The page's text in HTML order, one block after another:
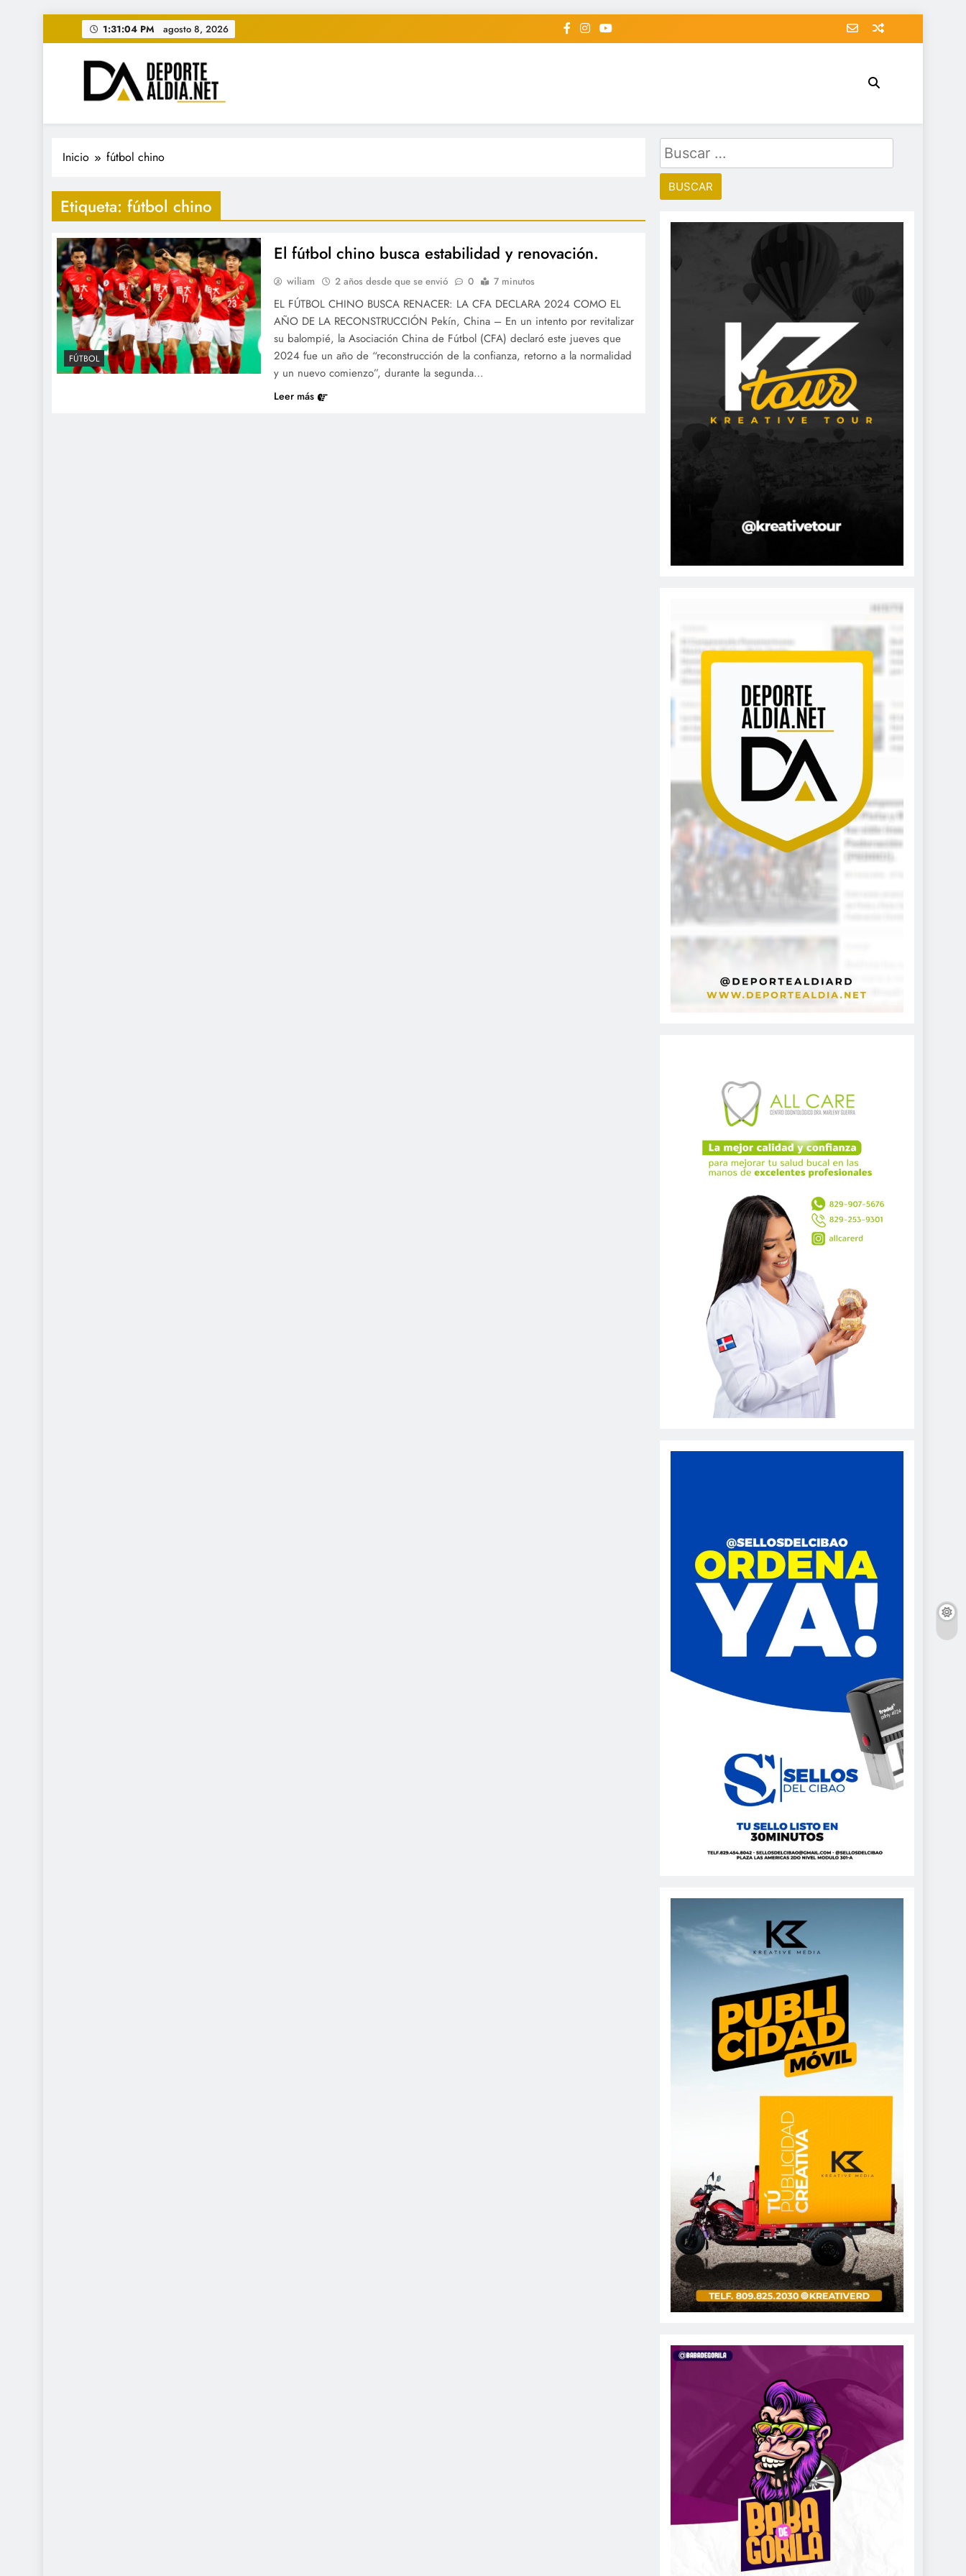
al
contenido
1:31:05 PM agosto 8, 2026
• DEPORTE AL DIA • "Periodico Deportivo Digital"
www.deportealdia.net #deportealdia #deportealdiard #deportealdiaperiodico
Inicio fútbol chino
Etiqueta: fútbol chino
FÚTBOL
El fútbol chino busca estabilidad y renovación.
wiliam 2 años desde que se envió 0 7 minutos
EL FÚTBOL CHINO BUSCA RENACER: LA CFA DECLARA 2024 COMO EL
AÑO DE LA RECONSTRUCCIÓN Pekín, China – En un intento por revitalizar
su balompié, la Asociación China de Fútbol (CFA) declaró este jueves que
2024 fue un año de “reconstrucción de la confianza, retorno a la normalidad
y un nuevo comienzo”, durante la segunda…
Leer más
Buscar: